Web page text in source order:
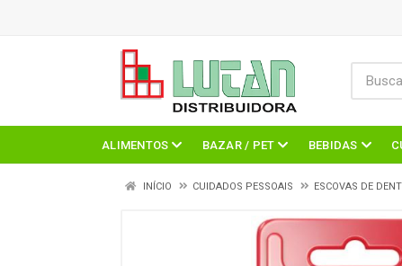
ALIMENTOS BAZAR / PET BEBIDAS
INÍCIO CUIDADOS PESSOAIS ESCOVAS DE